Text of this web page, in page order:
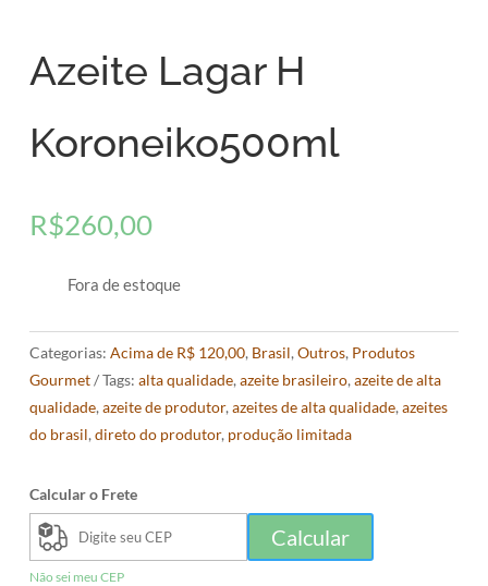
Azeite Lagar H
Koroneiko500ml
R$260,00
Fora de estoque
Categorias: Acima de R$ 120,00, Brasil, Outros, Produtos
Gourmet
Tags: alta qualidade, azeite brasileiro, azeite de alta
qualidade, azeite de produtor, azeites de alta qualidade, azeites
do brasil, direto do produtor, produção limitada
Calcular o Frete
Calcular
Não sei meu CEP